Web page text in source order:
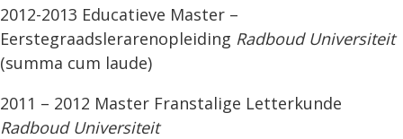
2012-2013 Educatieve Master –
Eerstegraadslerarenopleiding Radboud Universiteit
(summa cum laude)
2011 – 2012 Master Franstalige Letterkunde
Radboud Universiteit